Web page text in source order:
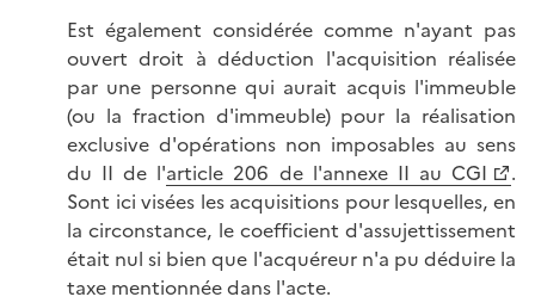
Est également considérée comme n'ayant pas
ouvert droit à déduction l'acquisition réalisée
par une personne qui aurait acquis l'immeuble
(ou la fraction d'immeuble) pour la réalisation
exclusive d'opérations non imposables au sens
du II de l'article 206 de l'annexe II au CGI
.
Sont ici visées les acquisitions pour lesquelles, en
la circonstance, le coefficient d'assujettissement
était nul si bien que l'acquéreur n'a pu déduire la
taxe mentionnée dans l'acte.